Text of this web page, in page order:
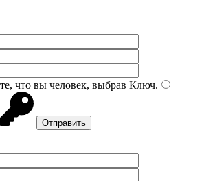
что вы человек, выбрав Ключ.